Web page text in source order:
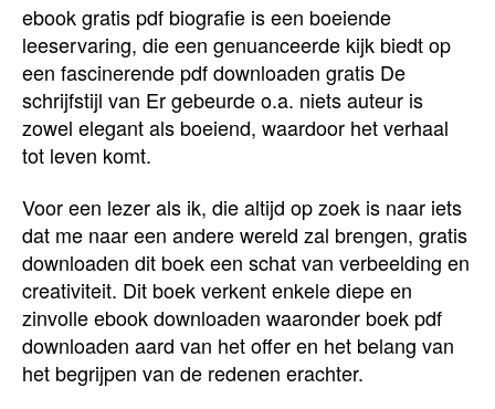
ebook gratis pdf biografie is een boeiende
leeservaring, die een genuanceerde kijk biedt op
een fascinerende pdf downloaden gratis De
schrijfstijl van Er gebeurde o.a. niets auteur is
zowel elegant als boeiend, waardoor het verhaal
tot leven komt.
Voor een lezer als ik, die altijd op zoek is naar iets
dat me naar een andere wereld zal brengen, gratis
downloaden dit boek een schat van verbeelding en
creativiteit. Dit boek verkent enkele diepe en
zinvolle ebook downloaden waaronder boek pdf
downloaden aard van het offer en het belang van
het begrijpen van de redenen erachter.